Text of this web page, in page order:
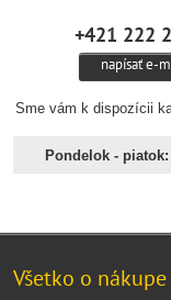
+421 222
napísať e-
Sme vám k dispozícii
Pondelok - piatok:
Všetko o nákupe